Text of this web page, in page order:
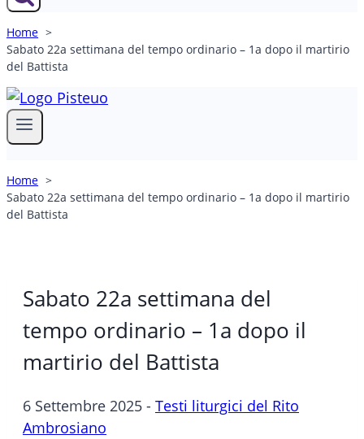
Home
Sabato 22a settimana del tempo ordinario – 1a dopo il martirio
del Battista
Home
Sabato 22a settimana del tempo ordinario – 1a dopo il martirio
del Battista
Sabato 22a settimana del
tempo ordinario – 1a dopo il
martirio del Battista
6 Settembre 2025 - Testi liturgici del Rito
Ambrosiano